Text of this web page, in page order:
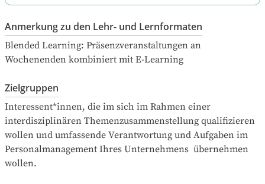
Anmerkung zu den Lehr- und Lernformaten
Blended Learning: Präsenzveranstaltungen an
Wochenenden kombiniert mit E-Learning
Zielgruppen
Interessent*innen, die im sich im Rahmen einer
interdisziplinären Themenzusammenstellung qualifizieren
wollen und umfassende Verantwortung und Aufgaben im
Personalmanagement Ihres Unternehmens  übernehmen
wollen.